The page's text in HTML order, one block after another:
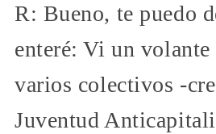
R: Bueno, te puedo
enteré: Vi un
varios colectivos -
Juventud